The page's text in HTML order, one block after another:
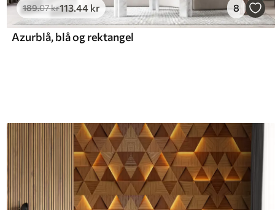
189.07kr113.44 kr 8
Azurblå, blå og rektangel